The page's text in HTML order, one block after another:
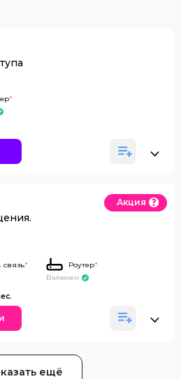
*
Акция
связь*
Роутер*
Включен
ещё